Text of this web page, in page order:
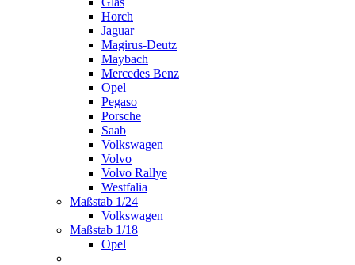
Horch
Jaguar
Magirus-Deutz
Maybach
Mercedes Benz
Opel
Pegaso
Porsche
Saab
Volkswagen
Volvo
Volvo Rallye
Westfalia
Maßstab 1/24
Volkswagen
Maßstab 1/18
Opel